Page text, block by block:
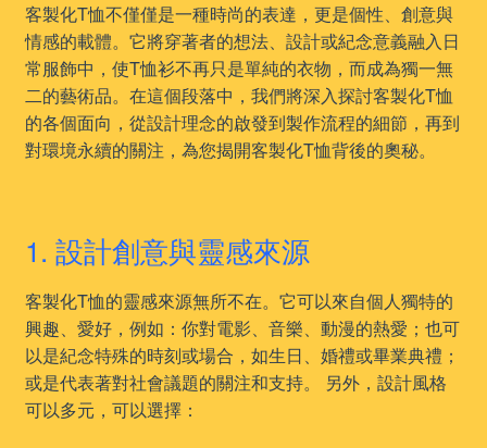
客製化T恤不僅僅是一種時尚的表達，更是個性、創意與
情感的載體。它將穿著者的想法、設計或紀念意義融入日
常服飾中，使T恤衫不再只是單純的衣物，而成為獨一無
二的藝術品。在這個段落中，我們將深入探討客製化T恤
的各個面向，從設計理念的啟發到製作流程的細節，再到
對環境永續的關注，為您揭開客製化T恤背後的奧秘。
1. 設計創意與靈感來源
客製化T恤的靈感來源無所不在。它可以來自個人獨特的
興趣、愛好，例如：你對電影、音樂、動漫的熱愛；也可
以是紀念特殊的時刻或場合，如生日、婚禮或畢業典禮；
或是代表著對社會議題的關注和支持。 另外，設計風格
可以多元，可以選擇：